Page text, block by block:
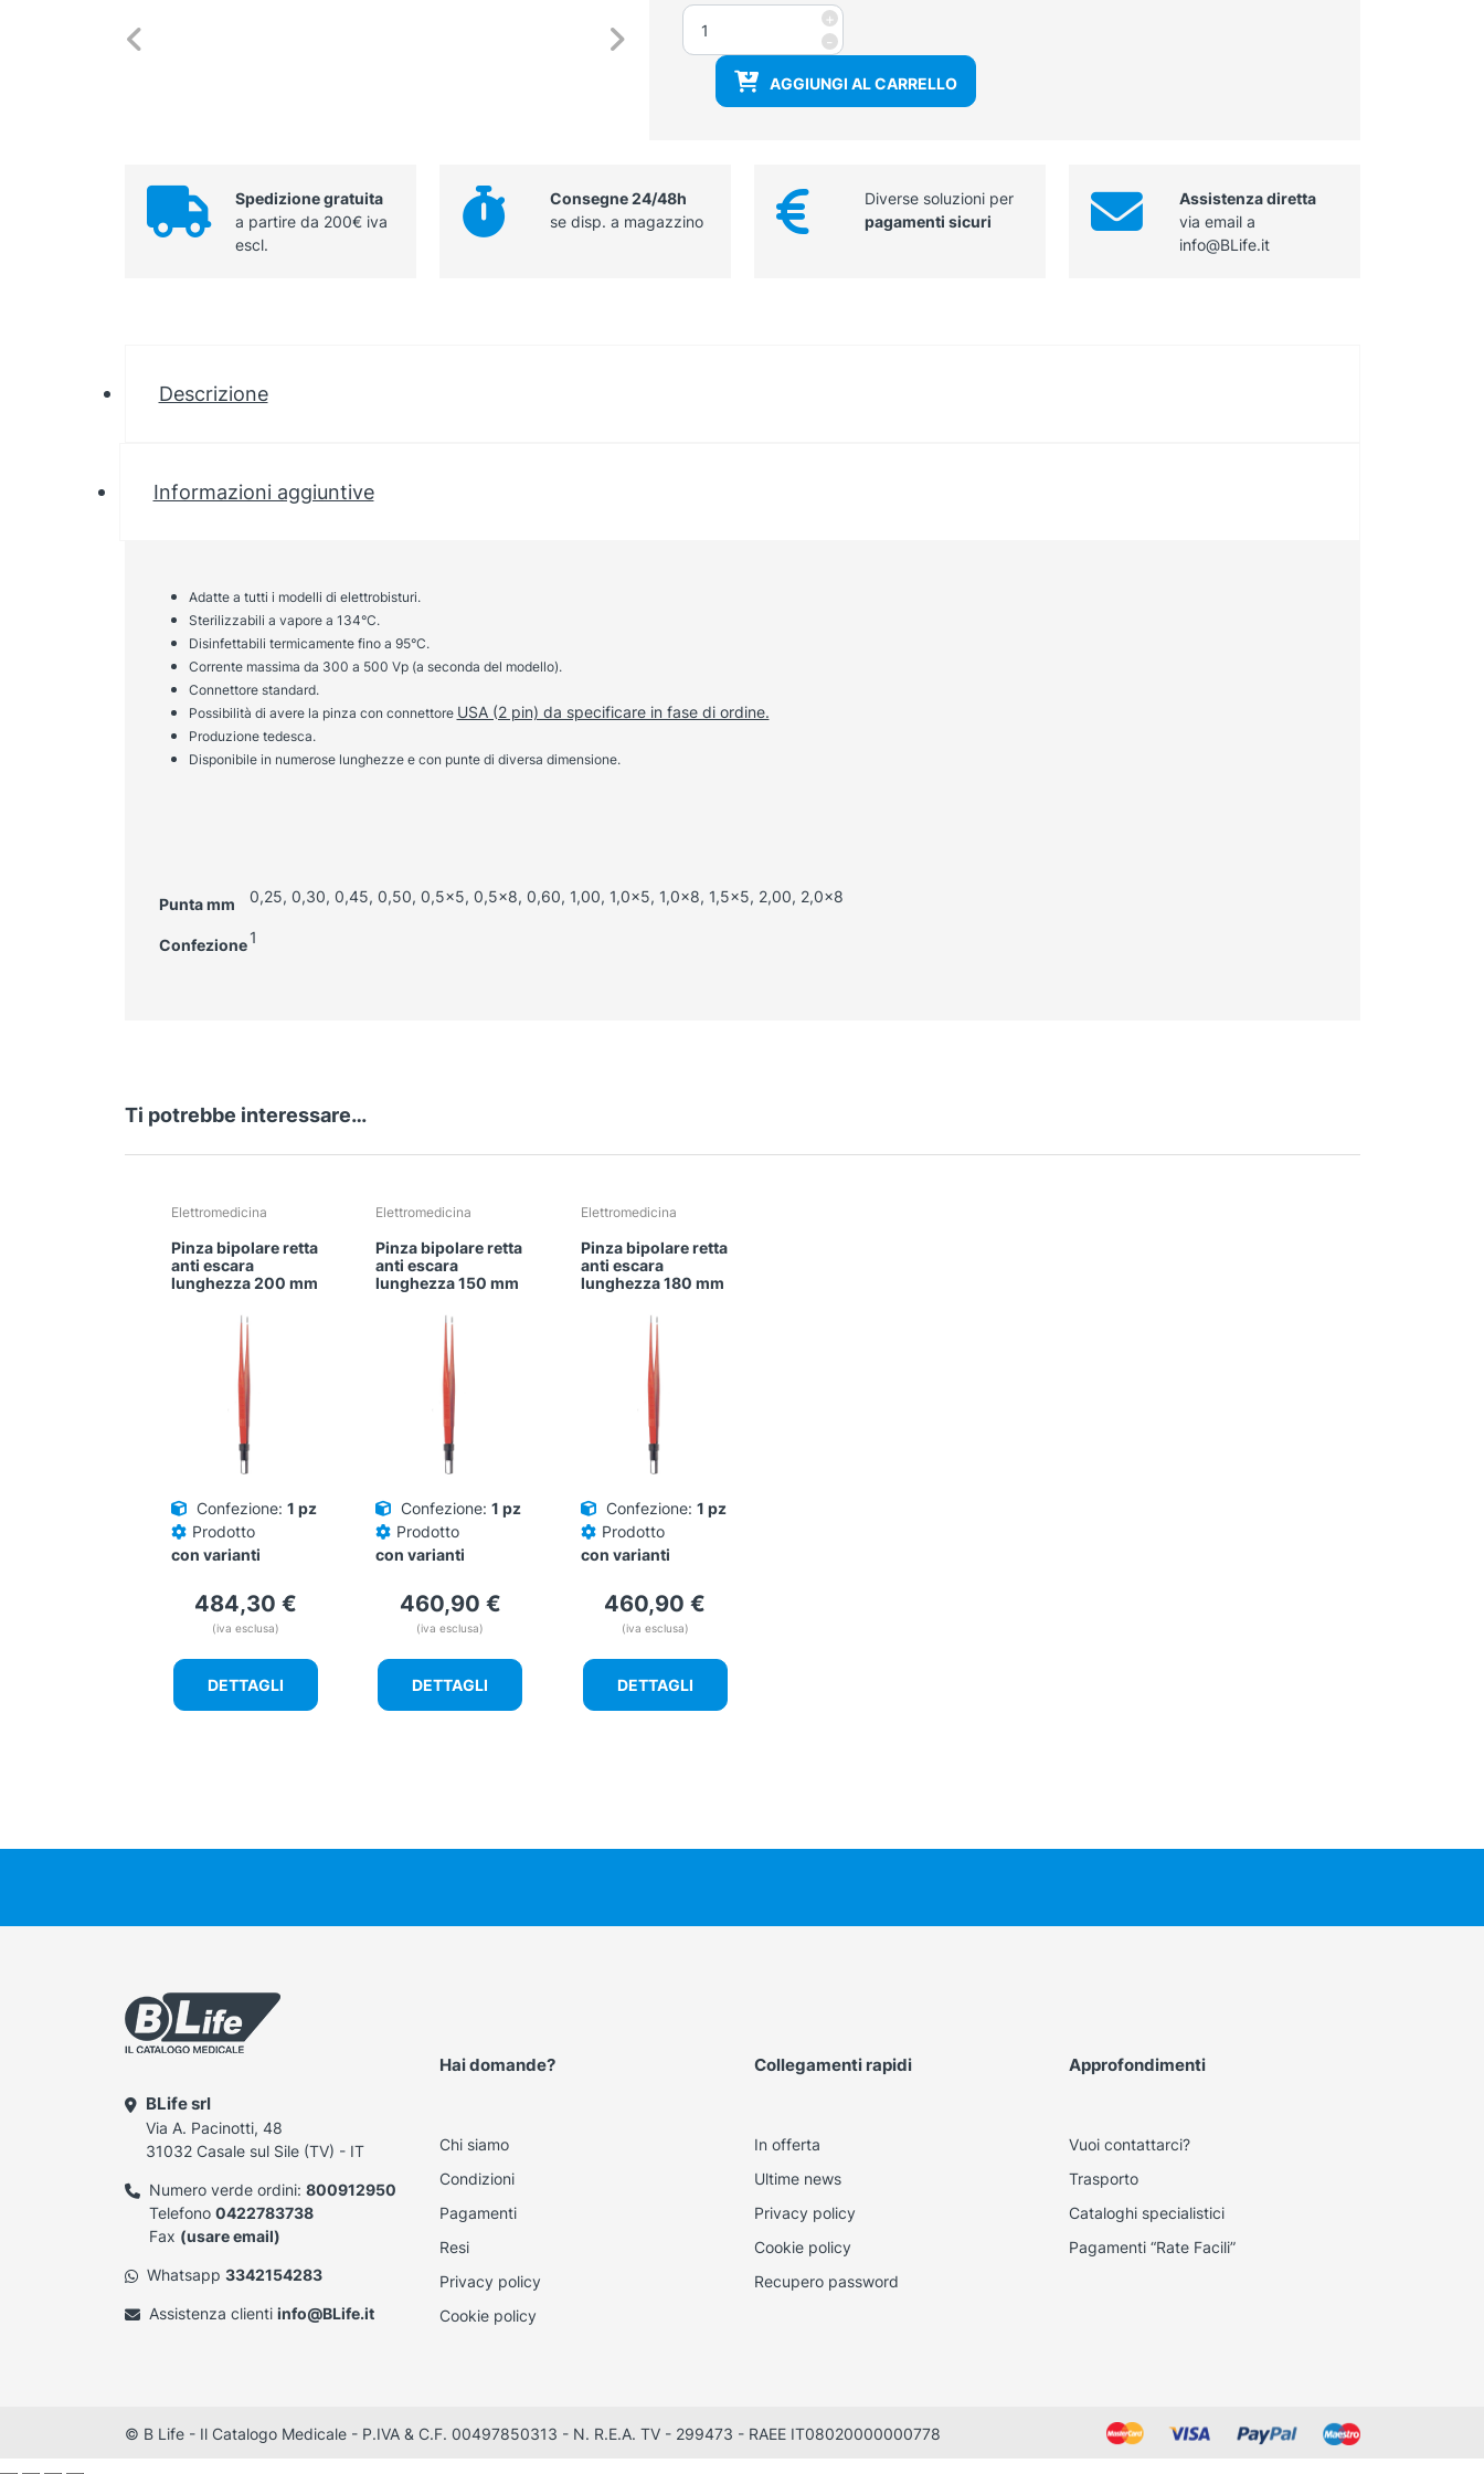
-
Pinza
bipolare
retta
escara
quantità
+
AGGIUNGI AL CARRELLO
Spedizione gratuita
a partire da 200€ iva
escl.
Consegne 24/48h
se disp. a magazzino
Diverse soluzioni per
pagamenti sicuri
Assistenza diretta
via email a
info@BLife.it
Descrizione
Informazioni aggiuntive
Adatte a tutti i modelli di elettrobisturi.
Sterilizzabili a vapore a 134°C.
Disinfettabili termicamente fino a 95°C.
Corrente massima da 300 a 500 Vp (a seconda del modello).
Connettore standard.
Possibilità di avere la pinza con connettore USA (2 pin) da specificare in fase di ordine.
Produzione tedesca.
Disponibile in numerose lunghezze e con punte di diversa dimensione.
Punta mm 0,25, 0,30, 0,45, 0,50, 0,5×5, 0,5×8, 0,60, 1,00, 1,0×5, 1,0×8, 1,5×5, 2,00, 2,0×8
Confezione 1
Ti potrebbe interessare…
Elettromedicina
Pinza bipolare retta
anti escara
lunghezza 200 mm
Confezione: 1 pz
Prodotto
con varianti
484,30€
(iva esclusa)
DETTAGLI
Questo
ha
più
prodotto
Elettromedicina
Pinza bipolare retta
anti escara
lunghezza 150 mm
Confezione: 1 pz
Prodotto
con varianti
460,90 €
(iva esclusa)
DETTAGLI
Questo
ha
più
prodotto
Elettromedicina
Pinza bipolare retta
anti escara
lunghezza 180 mm
Confezione: 1 pz
Prodotto
con varianti
460,90€
(iva esclusa)
DETTAGLI
Questo
ha
più
prodotto
BLife srl
Via A. Pacinotti, 48
31032 Casale sul Sile (TV) - IT
Numero verde ordini: 800912950
Telefono 0422783738
Fax (usare email)
Whatsapp 3342154283
Assistenza clienti info@BLife.it
Hai domande?
Chi siamo
Condizioni
Pagamenti
Resi
Privacy policy
Cookie policy
Collegamenti rapidi
In offerta
Ultime news
Privacy policy
Cookie policy
Recupero password
Approfondimenti
Vuoi contattarci?
Trasporto
Cataloghi specialistici
Pagamenti “Rate Facili”
© B Life - Il Catalogo Medicale - P.IVA & C.F. 00497850313 - N. R.E.A. TV - 299473 - RAEE IT08020000000778